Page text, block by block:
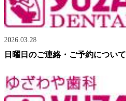
2026.03.28
日曜日のご連絡・ご予約について